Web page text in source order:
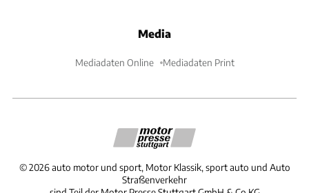
Media
Mediadaten Online Mediadaten Print
©2026 auto motor und sport, Motor Klassik, sport auto und Auto
Straßenverkehr